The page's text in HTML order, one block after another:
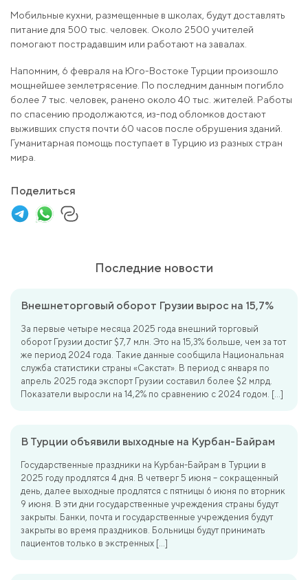
Мобильные кухни, размещенные в школах, будут доставлять
питание для 500 тыс. человек. Около 2500 учителей
помогают пострадавшим или работают на завалах.
Напомним, 6 февраля на Юго-Востоке Турции произошло
мощнейшее землетрясение. По последним данным погибло
более 7 тыс. человек, ранено около 40 тыс. жителей. Работы
по спасению продолжаются, из-под обломков достают
выживших спустя почти 60 часов после обрушения зданий.
Гуманитарная помощь поступает в Турцию из разных стран
мира.
Поделиться
Последние новости
Внешнеторговый оборот Грузии вырос на 15,7%
За первые четыре месяца 2025 года внешний торговый
оборот Грузии достиг $7,7 млн. Это на 15,3% больше, чем за тот
же период 2024 года. Такие данные сообщила Национальная
служба статистики страны «Сакстат». В период с января по
апрель 2025 года экспорт Грузии составил более $2 млрд.
Показатели выросли на 14,2% по сравнению с 2024 годом. […]
В Турции объявили выходные на Курбан-Байрам
Государственные праздники на Курбан-Байрам в Турции в
2025 году продлятся 4 дня. В четверг 5 июня – сокращенный
день, далее выходные продлятся с пятницы 6 июня по вторник
9 июня. В эти дни государственные учреждения страны будут
закрыты. Банки, почта и государственные учреждения будут
закрыты во время праздников. Больницы будут принимать
пациентов только в экстренных […]